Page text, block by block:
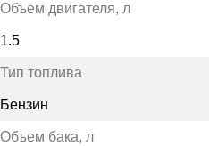
Объем двигателя, л
1.5
Тип топлива
Бензин
Объем бака, л